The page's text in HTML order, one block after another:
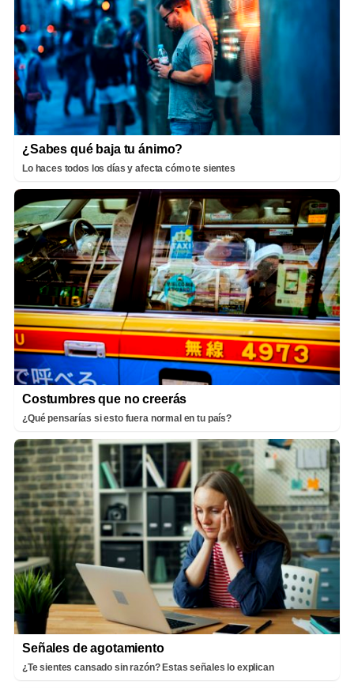
¿Sabes qué baja tu ánimo?
Lo haces todos los días y afecta cómo te sientes
Costumbres que no creerás
¿Qué pensarías si esto fuera normal en tu país?
Señales de agotamiento
¿Te sientes cansado sin razón? Estas señales lo explican